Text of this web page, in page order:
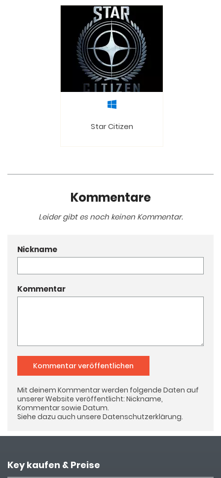
Star Citizen
Kommentare
Leider gibt es noch keinen Kommentar.
Nickname
Kommentar
Kommentar veröffentlichen
Mit deinem Kommentar werden folgende Daten auf
unserer Website veröffentlicht: Nickname,
Kommentar sowie Datum.
Siehe dazu auch unsere Datenschutzerklärung.
Key kaufen & Preise